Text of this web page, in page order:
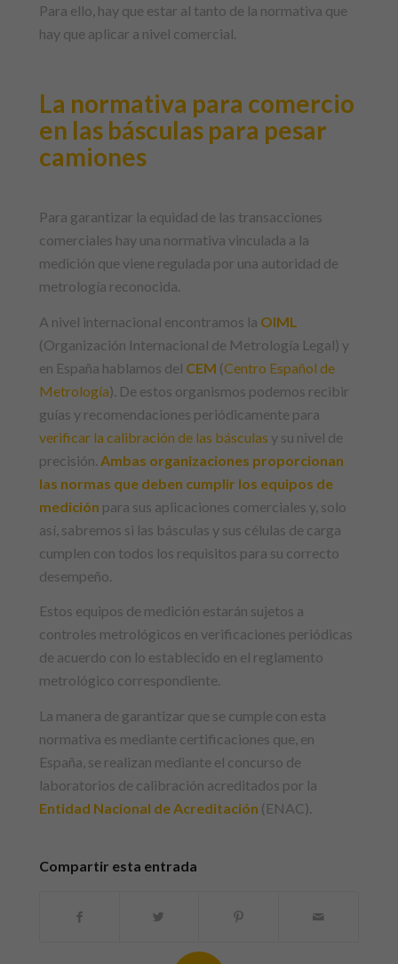
Para ello, hay que estar al tanto de la normativa que
hay que aplicar a nivel comercial.
La normativa para comercio
en las básculas para pesar
camiones
Para garantizar la equidad de las transacciones
comerciales hay una normativa vinculada a la
medición que viene regulada por una autoridad de
metrología reconocida.
A nivel internacional encontramos la OIML
(Organización Internacional de Metrología Legal) y
en España hablamos del CEM (Centro Español de
Metrología). De estos organismos podemos recibir
guías y recomendaciones periódicamente para
verificar la calibración de las básculas y su nivel de
precisión. Ambas organizaciones proporcionan
las normas que deben cumplir los equipos de
medición para sus aplicaciones comerciales y, solo
así, sabremos si las básculas y sus células de carga
cumplen con todos los requisitos para su correcto
desempeño.
Estos equipos de medición estarán sujetos a
controles metrológicos en verificaciones periódicas
de acuerdo con lo establecido en el reglamento
metrológico correspondiente.
La manera de garantizar que se cumple con esta
normativa es mediante certificaciones que, en
España, se realizan mediante el concurso de
laboratorios de calibración acreditados por la
Entidad Nacional de Acreditación (ENAC).
Compartir esta entrada